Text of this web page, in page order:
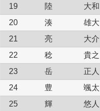
19
陸 大和
20
湊 雄大
21
亮 大介
22
稔 貴之
23
岳 正人
24
豊 颯太
25
輝 悠人